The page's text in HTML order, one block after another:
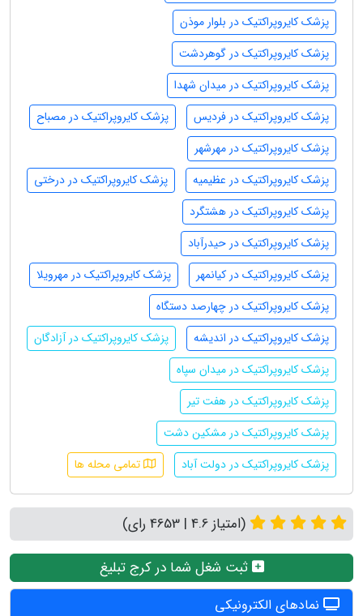
پزشک کایروپراکتیک در بلوار موذن
پزشک کایروپراکتیک در گوهردشت
پزشک کایروپراکتیک در میدان شهدا
پزشک کایروپراکتیک در فردیس
پزشک کایروپراکتیک در مصباح
پزشک کایروپراکتیک در مهرشهر
پزشک کایروپراکتیک در عظیمیه
پزشک کایروپراکتیک در درختی
پزشک کایروپراکتیک در هشتگرد
پزشک کایروپراکتیک در حیدرآباد
پزشک کایروپراکتیک در کیانمهر
پزشک کایروپراکتیک در مهرویلا
پزشک کایروپراکتیک در چهارصد دستگاه
پزشک کایروپراکتیک در اندیشه
پزشک کایروپراکتیک در آزادگان
پزشک کایروپراکتیک در میدان سپاه
پزشک کایروپراکتیک در هفت تیر
پزشک کایروپراکتیک در مشکین دشت
پزشک کایروپراکتیک در دولت آباد
تمامی محله ها
(امتیاز 4.6 | 4653 رای)
ثبت شغل شما در کرج تبلیغ
نمادهای الکترونیکی